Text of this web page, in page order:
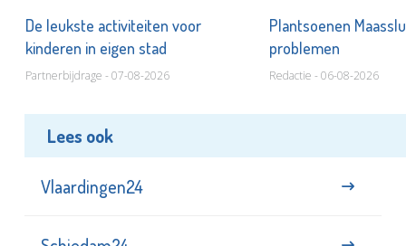
De leukste activiteiten voor
kinderen in eigen stad
Partnerbijdrage - 07-08-2026
Plantsoenen
problemen
Redactie - 06-08-2026
Lees ook
Vlaardingen24